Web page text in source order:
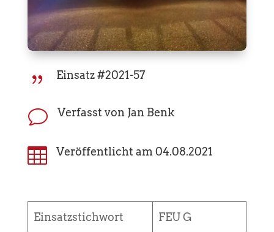
{ Einsatz #2021-57
v Verfasst von Jan Benk
 Veröffentlicht am 04.08.2021
Einsatzstichwort FEU G